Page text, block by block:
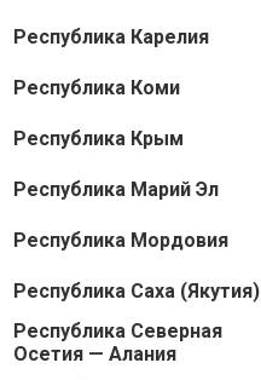
Республика Карелия
Республика Коми
Республика Крым
Республика Марий Эл
Республика Мордовия
Республика Саха (Якутия)
Республика Северная
Осетия — Алания